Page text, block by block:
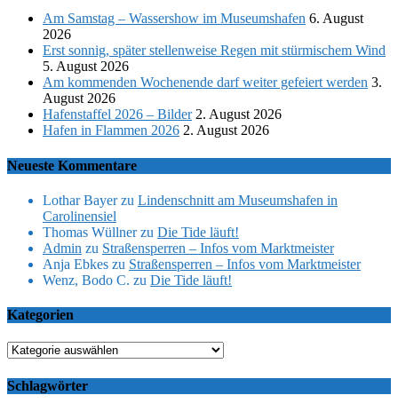
Am Samstag – Wassershow im Museumshafen 6. August
2026
Erst sonnig, später stellenweise Regen mit stürmischem Wind
5. August 2026
Am kommenden Wochenende darf weiter gefeiert werden 3.
August 2026
Hafenstaffel 2026 – Bilder 2. August 2026
Hafen in Flammen 2026 2. August 2026
Neueste Kommentare
Lothar Bayerzu Lindenschnitt am Museumshafen in
Carolinensiel
Thomas Wüllnerzu Die Tide läuft!
Admin zu Straßensperren – Infos vom Marktmeister
Anja Ebkes zu Straßensperren – Infos vom Marktmeister
Wenz, Bodo C. zu Die Tide läuft!
Kategorien
Kategorien
Schlagwörter